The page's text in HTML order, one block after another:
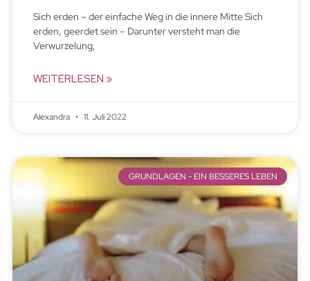
Sich erden – der einfache Weg in die innere Mitte Sich
erden, geerdet sein – Darunter versteht man die
Verwurzelung,
WEITERLESEN »
Alexandra 11. Juli 2022
GRUNDLAGEN - EIN BESSERES LEBEN